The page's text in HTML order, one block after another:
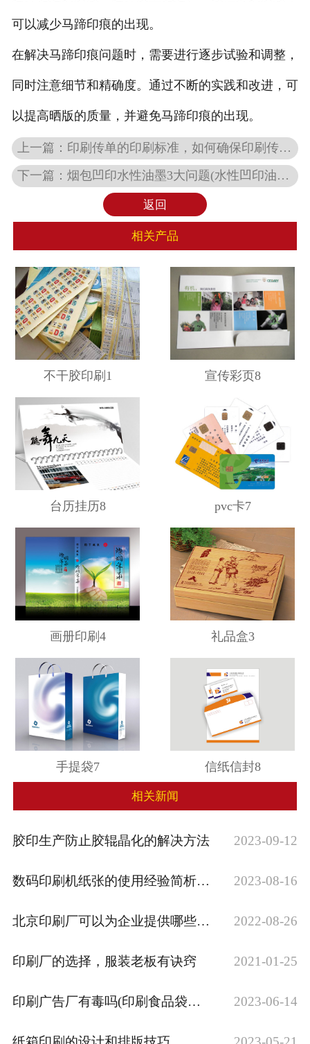
可以减少马蹄印痕的出现。
在解决马蹄印痕问题时，需要进行逐步试验和调整，
同时注意细节和精确度。通过不断的实践和改进，可
以提高晒版的质量，并避免马蹄印痕的出现。
上一篇： 印刷传单的印刷标准，如何确保印刷传单的符合印刷标准
下一篇：烟包凹印水性油墨3大问题(水性凹印油墨工程师招聘)
返回
相关产品
不干胶印刷1 宣传彩页8
台历挂历8 pvc卡7
画册印刷4 礼品盒3
手提袋7 信纸信封8
相关新闻
胶印生产防止胶辊晶化的解决方法 2023-09-12
数码印刷机纸张的使用经验简析(数码印刷机··· 2023-08-16
北京印刷厂可以为企业提供哪些印刷服务？ 2022-08-26
印刷厂的选择，服装老板有诀窍 2021-01-25
印刷广告厂有毒吗(印刷食品袋的厂有毒吗) 2023-06-14